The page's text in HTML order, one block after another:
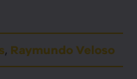
, Raymundo Veloso